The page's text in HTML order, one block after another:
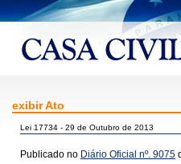
exibir Ato
Lei 17734 - 29 de Outubro de 2013
Publicado no Diário Oficial nº. 9075